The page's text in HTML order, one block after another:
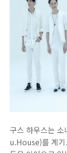
구스 하우스는
u.House)를 계기